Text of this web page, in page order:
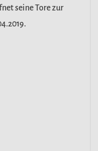
seine Tore zur